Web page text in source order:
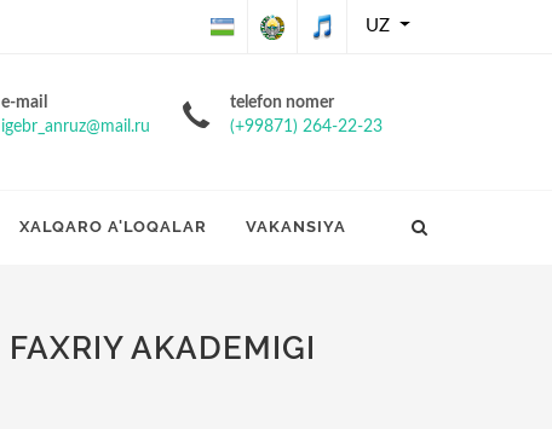
Respublikasining
RespublikasiRespublikasi
UZ
e-mail
igebr_anruz@mail.ru
telefon nomer
(+99871) 264-22-23
XALQARO A'LOQALAR VAKANSIYA
AKADEMIGI